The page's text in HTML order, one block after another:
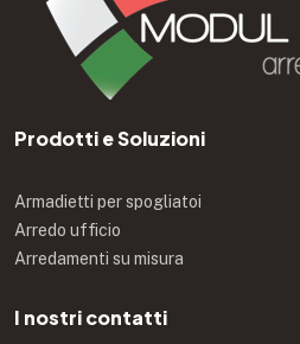
Prodotti e Soluzioni
Armadietti per spogliatoi
Arredo ufficio
Arredamenti su misura
I nostri contatti